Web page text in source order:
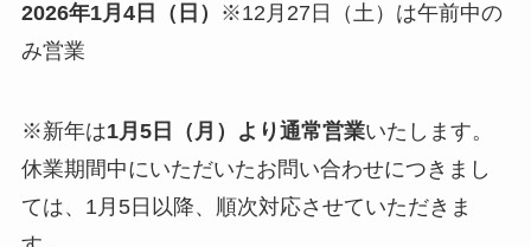
2026年1月4日（日）
※12月27日（土）は午前中の
み営業
※新年は1月5日（月）より通常営業いたします。
休業期間中にいただいたお問い合わせにつきまし
ては、1月5日以降、順次対応させていただきま